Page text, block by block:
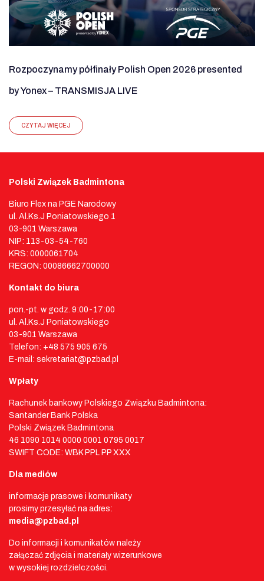
Rozpoczynamy półfinały Polish Open 2026 presented
by Yonex – TRANSMISJA LIVE
CZYTAJ WIĘCEJ
Polski Związek Badmintona
Biuro Flex na PGE Narodowy
ul. Al.Ks.J Poniatowskiego 1
03-901 Warszawa
NIP: 113-03-54-760
KRS: 0000061704
REGON: 00086662700000
Kontakt do biura
pon.-pt. w godz. 9:00-17:00
ul. Al.Ks.J Poniatowskiego
03-901 Warszawa
Telefon: +48 575 905 675
E-mail: sekretariat@pzbad.pl
Wpłaty
Rachunek bankowy Polskiego Związku Badmintona:
Santander Bank Polska
Polski Związek Badmintona
46 1090 1014 0000 0001 0795 0017
SWIFT CODE: WBK PPL PP XXX
Dla mediów
informacje prasowe i komunikaty
prosimy przesyłać na adres:
media@pzbad.pl
Do informacji i komunikatów należy
załączać zdjęcia i materiały wizerunkowe
w wysokiej rozdzielczości.